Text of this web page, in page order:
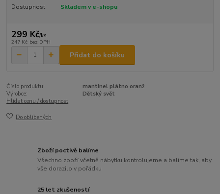
Dostupnost Skladem v e-shopu
299 Kč/ks
247 Kč bez DPH
Přidat do košíku
Číslo produktu:
mantinel plátno oranž
Výrobce:
Dětský svět
Hlídat cenu / dostupnost
Do oblíbených
Zboží poctivě balíme
Všechno zboží včetně nábytku kontrolujeme a balíme tak, aby
vše dorazilo v pořádku
25 let zkušeností